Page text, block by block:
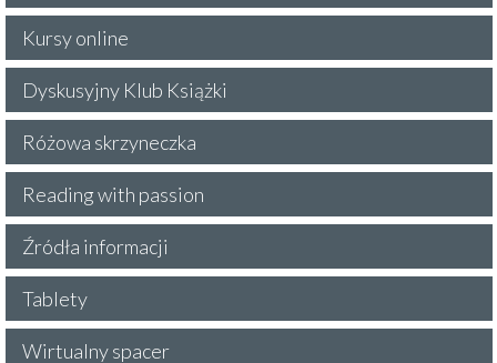
Kursy online
Dyskusyjny Klub Książki
Różowa skrzyneczka
Reading with passion
Źródła informacji
Tablety
Wirtualny spacer